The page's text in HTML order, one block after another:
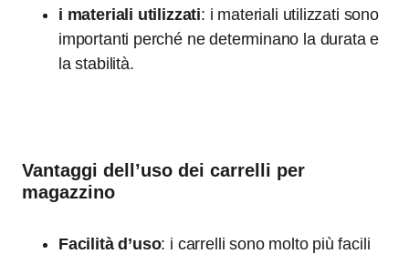
i materiali utilizzati: i materiali utilizzati sono
importanti perché ne determinano la durata e
la stabilità.
Vantaggi dell’uso dei carrelli per
magazzino
Facilità d’uso: i carrelli sono molto più facili